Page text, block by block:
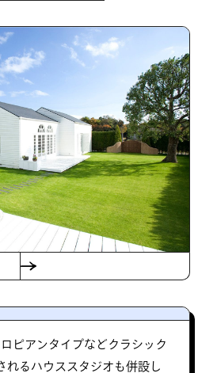
ピアンタイプなどクラシック
れるハウススタジオも併設し